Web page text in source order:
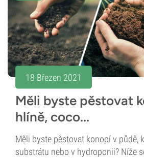
18 Březen 2021
Měli byste pěstovat
hlíně, coco...
Měli byste pěstovat konopí v půdě,
substrátu nebo v hydroponii? Níže